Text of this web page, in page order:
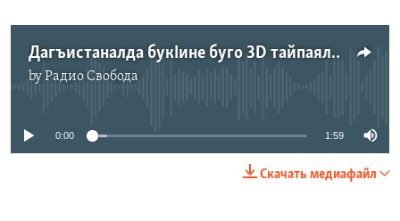
Дагъистаналда букIине буго 3D тайпаялъул нух
byРадио Свобода
No media source currently available
0:00 1:59
Скачать медиафайл